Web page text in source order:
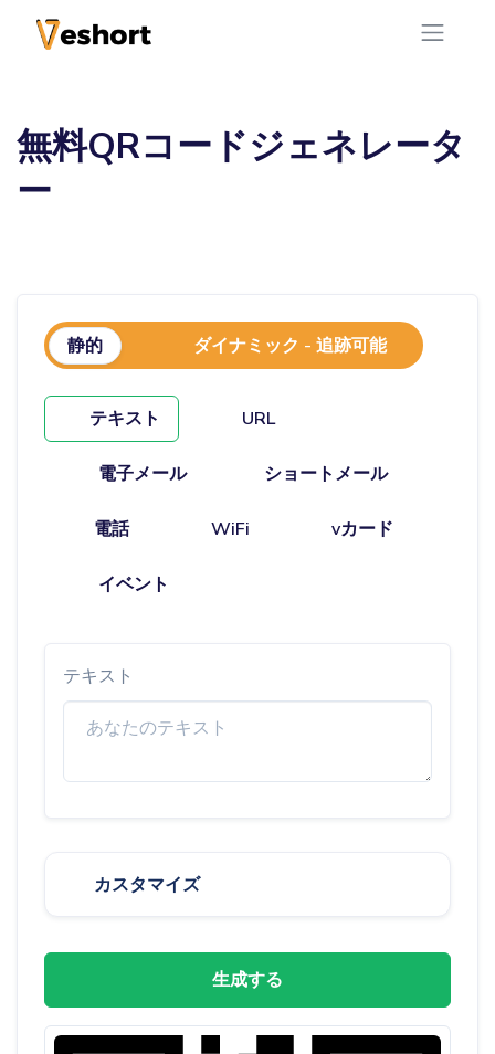
無料QRコードジェネレータ
ー
静的 ダイナミック - 追跡可能
テキスト URL
電子メール ショートメール
電話 WiFi vカード
イベント
テキスト
カスタマイズ
生成する